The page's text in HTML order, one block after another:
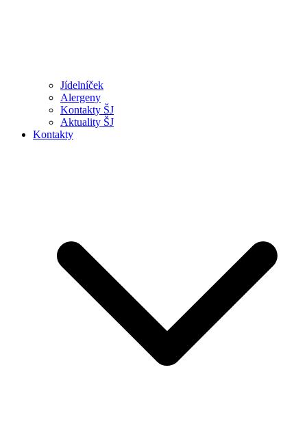
Jídelníček
Alergeny
Kontakty ŠJ
Aktuality ŠJ
Kontakty